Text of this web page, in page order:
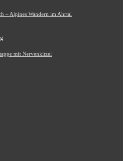
– Alpines Wandern im Ahrtal
mit Nervenkitzel